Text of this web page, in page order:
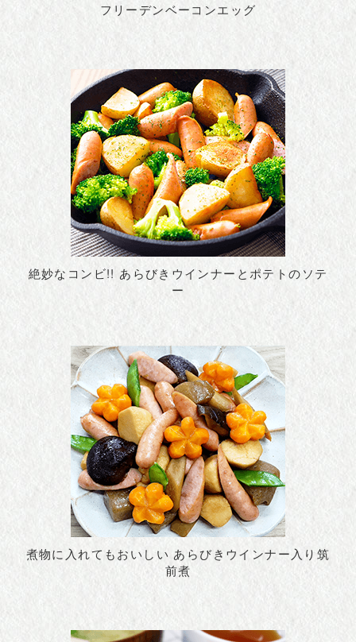
フリーデンベーコンエッグ
絶妙なコンビ!! あらびきウインナーとポテトのソテ
ー
煮物に入れてもおいしい あらびきウインナー入り筑
前煮